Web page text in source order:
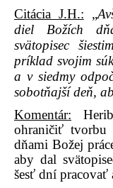
Citácia J.H.: „
diel Božích
svätopisec
príklad svojim
a v siedmy
sobotňajší deň,
Komentár:
ohraničiť tvorbu
dňami Božej
aby dal
šesť dní